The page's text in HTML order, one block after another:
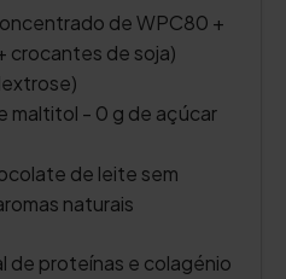
de WPC80 +
crocantes de soja)
maltitol - 0 g de açúcar
de leite sem
naturais
de proteínas e colagénio